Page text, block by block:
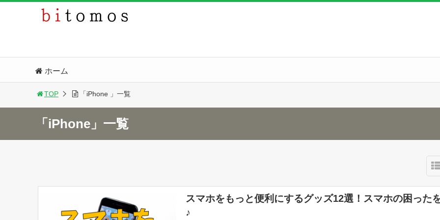
ホーム
TOP 「iPhone 」一覧
「iPhone」一覧
スマホをもっと便利にするグッズ12選！スマホの困った
♪